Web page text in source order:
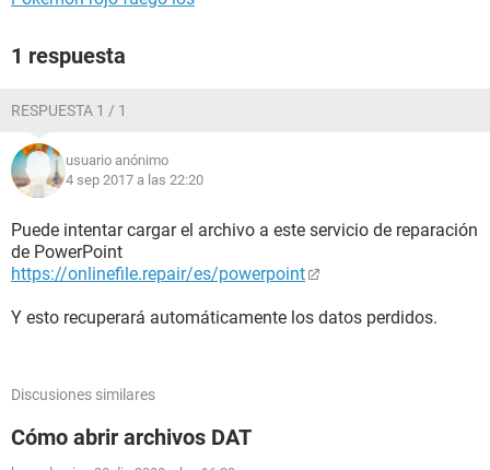
1 respuesta
RESPUESTA 1 / 1
usuario anónimo
4 sep 2017 a las 22:20
Puede intentar cargar el archivo a este servicio de reparación
de PowerPoint
https://onlinefile.repair/es/powerpoint
Y esto recuperará automáticamente los datos perdidos.
Discusiones similares
Cómo abrir archivos DAT